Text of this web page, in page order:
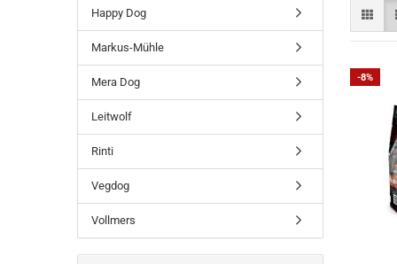
-8%
Happy Dog
Markus-Mühle
Mera Dog
Leitwolf
Rinti
Vegdog
Vollmers